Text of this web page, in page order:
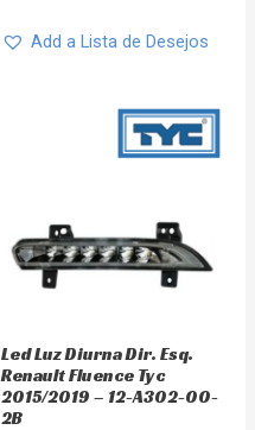
Add a Lista de Desejos
Led Luz Diurna Dir. Esq.
Renault Fluence Tyc
2015/2019 – 12-A302-00-
2B